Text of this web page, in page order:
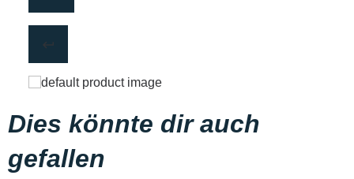
Dies könnte dir auch
gefallen